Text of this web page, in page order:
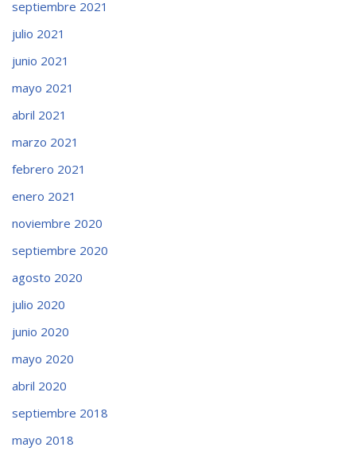
septiembre 2021
julio 2021
junio 2021
mayo 2021
abril 2021
marzo 2021
febrero 2021
enero 2021
noviembre 2020
septiembre 2020
agosto 2020
julio 2020
junio 2020
mayo 2020
abril 2020
septiembre 2018
mayo 2018